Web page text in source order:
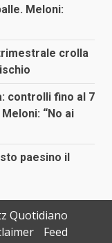
Meloni:
crolla
controlli fino al 7
“No ai
paesino il
Quotidiano
Feed